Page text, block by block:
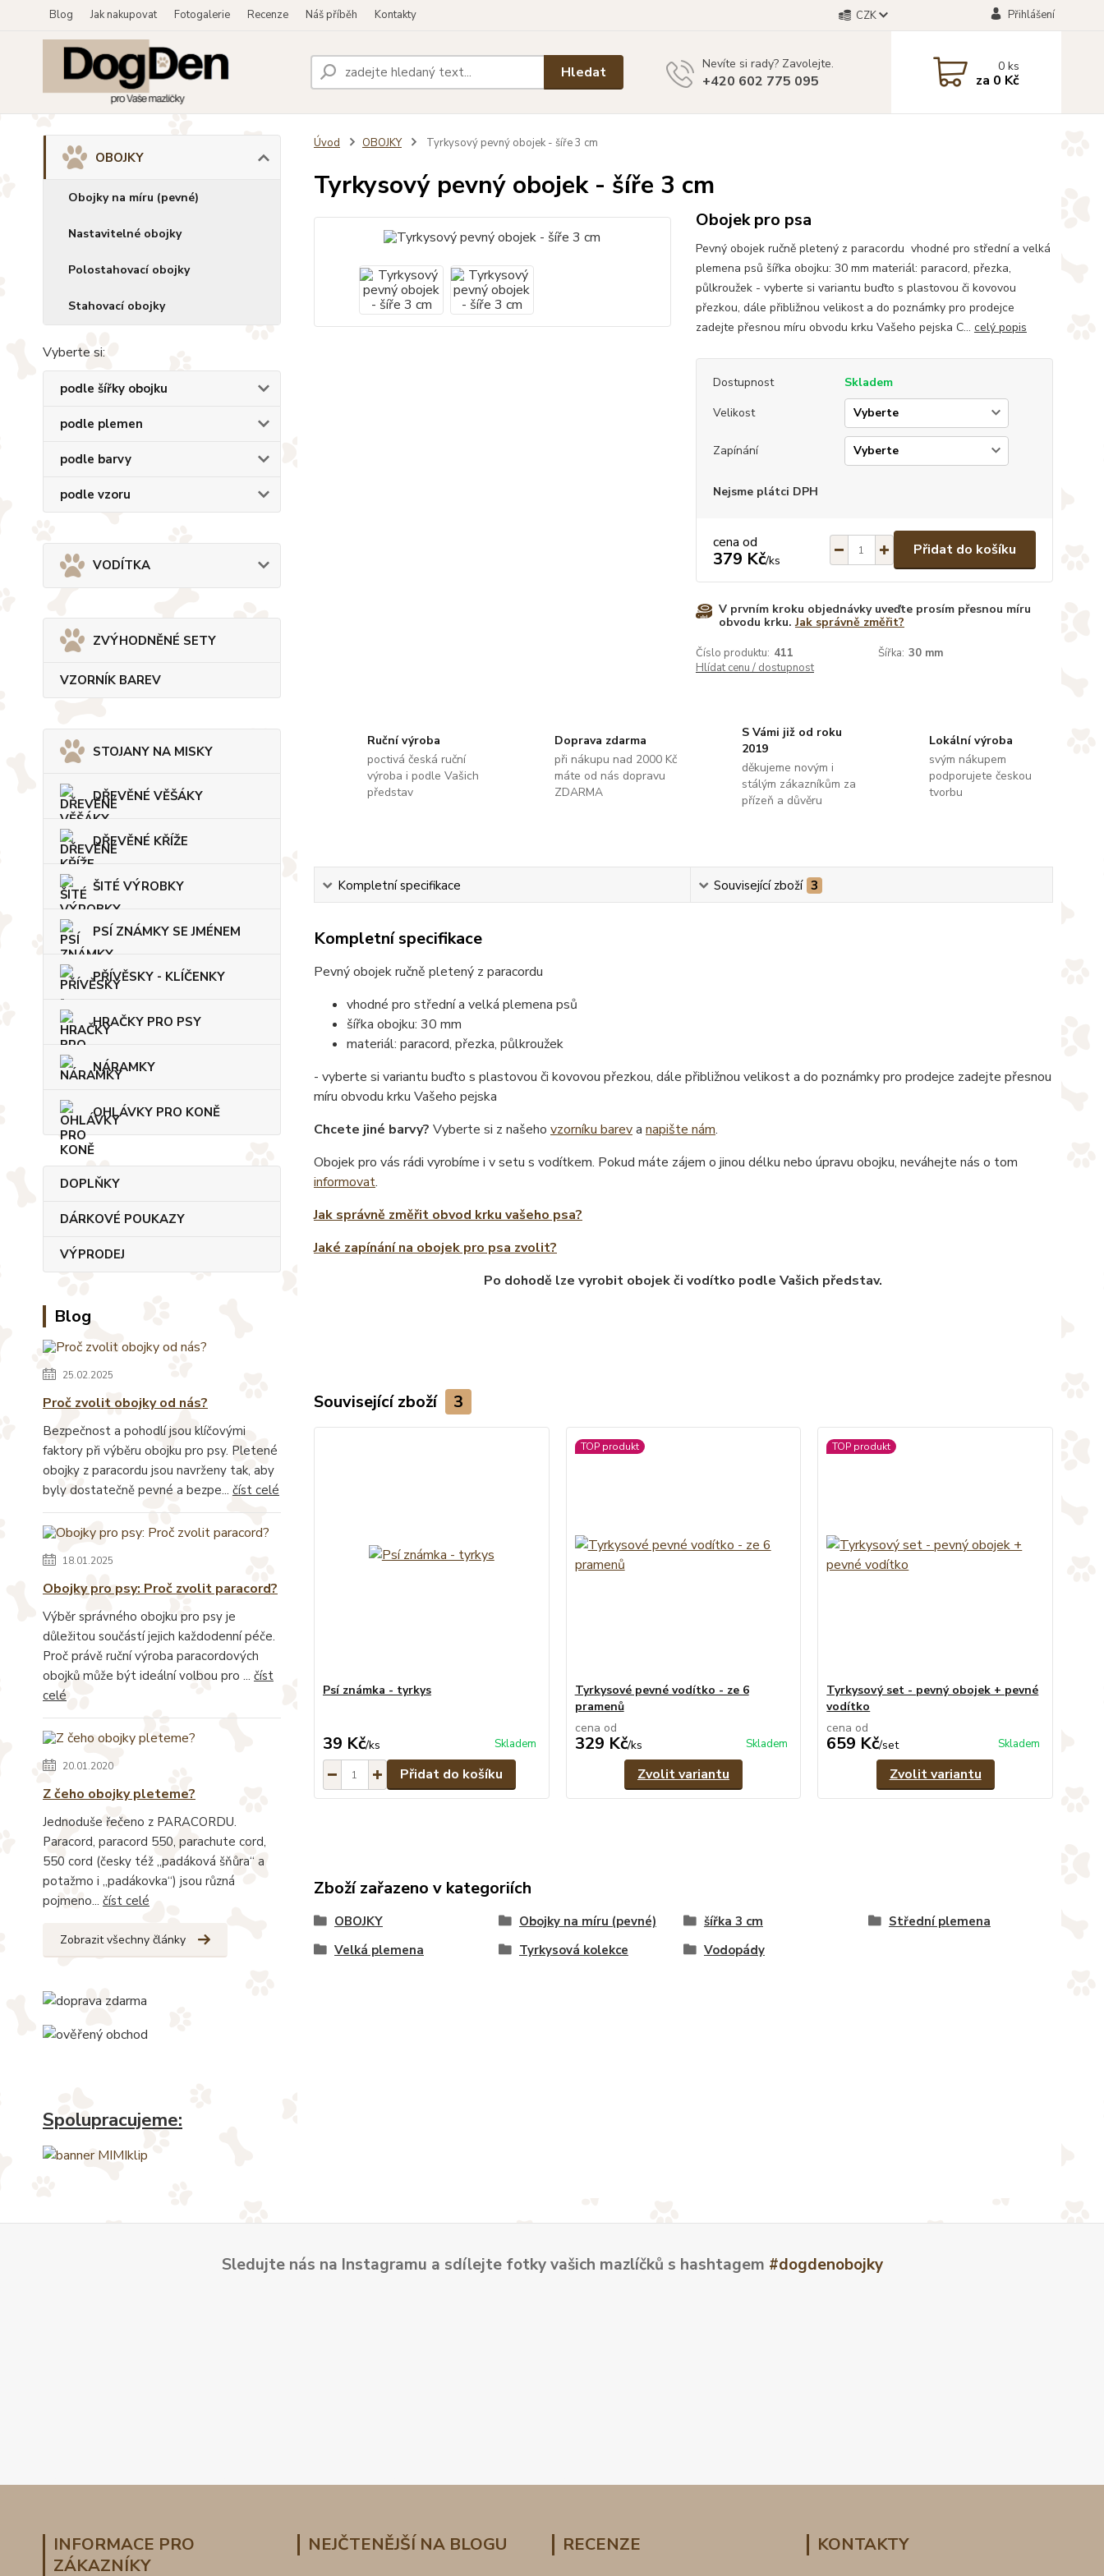
Blog Jak nakupovat Fotogalerie Recenze Náš příběh Kontakty CZK Přihlášení
Hledat Nevíte si rady? Zavolejte.
+420 602 775 095
0ks
za 0 Kč
OBOJKY
Obojky na míru (pevné)
Nastavitelné obojky
Polostahovací obojky
Stahovací obojky
Vyberte si:
podle šířky obojku
podle plemen
podle barvy
podle vzoru
VODÍTKA
ZVÝHODNĚNÉ SETY
VZORNÍK BAREV
STOJANY NA MISKY
DŘEVĚNÉ VĚŠÁKY
DŘEVĚNÉ KŘÍŽE
ŠITÉ VÝROBKY
PSÍ ZNÁMKY SE JMÉNEM
PŘÍVĚSKY - KLÍČENKY
HRAČKY PRO PSY
NÁRAMKY
OHLÁVKY PRO KONĚ
DOPLŇKY
DÁRKOVÉ POUKAZY
VÝPRODEJ
Blog
25.02.2025
Proč zvolit obojky od nás?
Bezpečnost a pohodlí jsou klíčovými
faktory při výběru obojku pro psy. Pletené
obojky z paracordu jsou navrženy tak, aby
byly dostatečně pevné a bezpe... číst celé
18.01.2025
Obojky pro psy: Proč zvolit paracord?
Výběr správného obojku pro psy je
důležitou součástí jejich každodenní péče.
Proč právě ruční výroba paracordových
obojků může být ideální volbou pro ... číst
celé
20.01.2020
Z čeho obojky pleteme?
Jednoduše řečeno z PARACORDU.
Paracord, paracord 550, parachute cord,
550 cord (česky též „padáková šňůra“ a
potažmo i „padákovka“) jsou různá
pojmeno... číst celé
Zobrazit všechny články
Spolupracujeme:
Úvod OBOJKY Tyrkysový pevný obojek - šíře 3 cm
Tyrkysový pevný obojek - šíře 3 cm
Obojek pro psa
Pevný obojek ručně pletený z paracordu vhodné pro střední a velká
plemena psů šířka obojku: 30 mm materiál: paracord, přezka,
půlkroužek - vyberte si variantu buďto s plastovou či kovovou
přezkou, dále přibližnou velikost a do poznámky pro prodejce
zadejte přesnou míru obvodu krku Vašeho pejska C... celý popis
Dostupnost
Skladem
Velikost
Zapínání
Nejsme plátci DPH
cena od
379 Kč/ks
Přidat do košíku
V prvním kroku objednávky uveďte prosím přesnou míru
obvodu krku.Jak správně změřit?
Číslo produktu: 411 Šířka: 30 mm
Hlídat cenu / dostupnost
Ruční výroba
poctivá česká ruční
výroba i podle Vašich
představ
Doprava zdarma
při nákupu nad 2000 Kč
máte od nás dopravu
ZDARMA
S Vámi již od roku
2019
děkujeme novým i
stálým zákazníkům za
přízeň a důvěru
Lokální výroba
svým nákupem
podporujete českou
tvorbu
Kompletní specifikace Související zboží 3
Kompletní specifikace
Pevný obojek ručně pletený z paracordu
vhodné pro střední a velká plemena psů
šířka obojku: 30 mm
materiál: paracord, přezka, půlkroužek
- vyberte si variantu buďto s plastovou či kovovou přezkou, dále přibližnou velikost a do poznámky pro prodejce zadejte přesnou
míru obvodu krku Vašeho pejska
Chcete jiné barvy? Vyberte si z našeho vzorníku bareva napište nám.
Obojek pro vás rádi vyrobíme i v setu s vodítkem. Pokud máte zájem o jinou délku nebo úpravu obojku, neváhejte nás o tom
informovat.
Jak správně změřit obvod krku vašeho psa?
Jaké zapínání na obojek pro psa zvolit?
Po dohodě lze vyrobit obojek či vodítko podle Vašich představ.
Související zboží 3
Psí známka - tyrkys
39 Kč/ks Skladem
Přidat do košíku
TOP produkt
Tyrkysové pevné vodítko - ze 6
pramenů
cena od
329 Kč/ks Skladem
Zvolit variantu
TOP produkt
Tyrkysový set - pevný obojek + pevné
vodítko
cena od
659 Kč/set Skladem
Zvolit variantu
Zboží zařazeno v kategoriích
OBOJKY Obojky na míru (pevné) šířka 3 cm
Střední plemena
Velká plemena
Tyrkysová kolekce Vodopády
Sledujte nás na Instagramu a sdílejte fotky vašich mazlíčků s hashtagem #dogdenobojky
INFORMACE PRO
ZÁKAZNÍKY
NEJČTENĚJŠÍ NA BLOGU RECENZE KONTAKTY